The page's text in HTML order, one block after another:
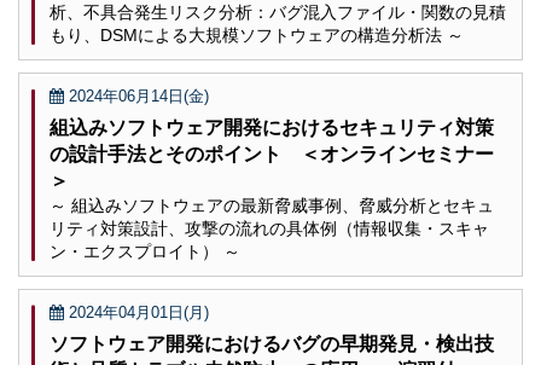
析、不具合発生リスク分析：バグ混入ファイル・関数の見積
もり、DSMによる大規模ソフトウェアの構造分析法 ～
2024年06月14日(金)
組込みソフトウェア開発におけるセキュリティ対策
の設計手法とそのポイント ＜オンラインセミナー
＞
～ 組込みソフトウェアの最新脅威事例、脅威分析とセキュ
リティ対策設計、攻撃の流れの具体例（情報収集・スキャ
ン・エクスプロイト） ～
2024年04月01日(月)
ソフトウェア開発におけるバグの早期発見・検出技